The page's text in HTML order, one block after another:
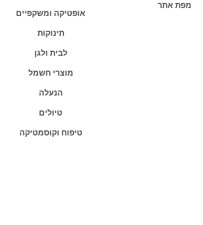
מפת אתר
אופטיקה ומשקפיים
תינוקות
לבית ולגן
מוצרי חשמל
הנעלה
טיולים
טיפוח וקוסמטיקה